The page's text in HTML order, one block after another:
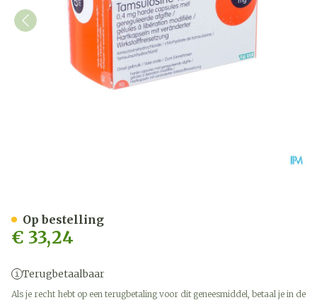
€ 33,24
Terugbetaalbaar
Als je recht hebt op een terugbetaling voor dit geneesmiddel, betaal je in de
Op bestelling